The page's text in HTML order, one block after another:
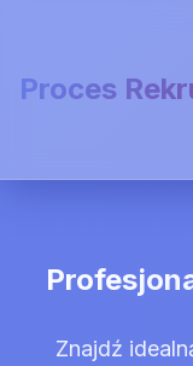
Proces
Znajdź